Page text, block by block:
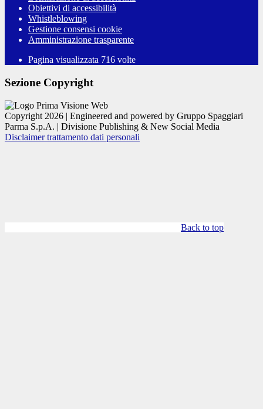
Obiettivi di accessibilità
Whistleblowing
Gestione consensi cookie
Amministrazione trasparente
Pagina visualizzata 716 volte
Sezione Copyright
Copyright 2026 | Engineered and powered by Gruppo Spaggiari
Parma S.p.A. | Divisione Publishing & New Social Media
Disclaimer trattamento dati personali
Back to top